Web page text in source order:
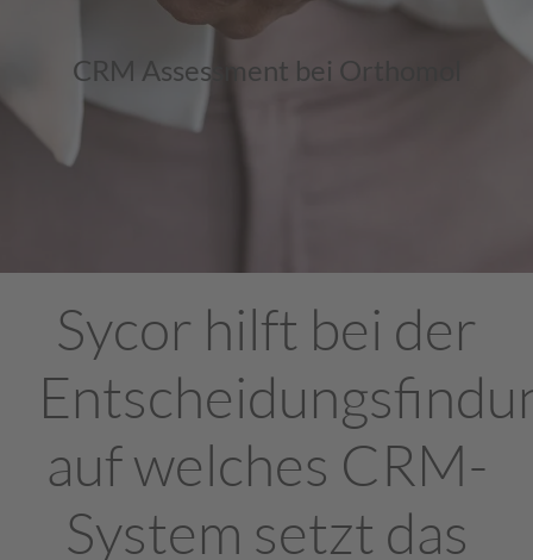
CRM Assessment bei Orthomol
Sycor hilft bei der
auf welches CRM-
System setzt das